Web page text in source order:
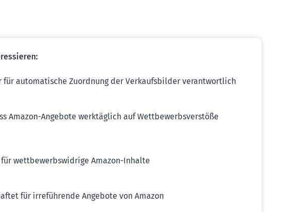
für automa­tische Zuordnung der Verkaufs­bilder verant­wortlich
Amazon-Angebote werktäglich auf Wettbe­werbs­ver­stöße
wettbe­werbs­widrige Amazon-Inhalte
für irrefüh­rende Angebote von Amazon